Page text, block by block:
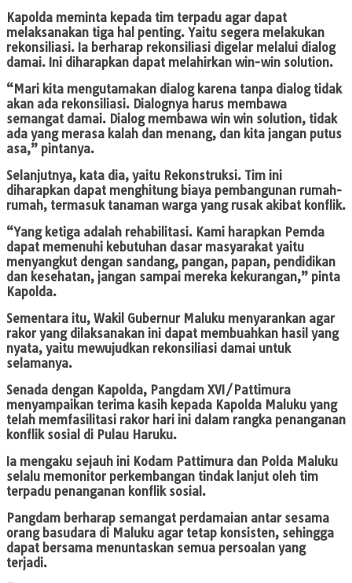
Kapolda meminta kepada tim terpadu agar dapat
melaksanakan tiga hal penting. Yaitu segera melakukan
rekonsiliasi. Ia berharap rekonsiliasi digelar melalui dialog
damai. Ini diharapkan dapat melahirkan win-win solution.
“Mari kita mengutamakan dialog karena tanpa dialog tidak
akan ada rekonsiliasi. Dialognya harus membawa
semangat damai. Dialog membawa win win solution, tidak
ada yang merasa kalah dan menang, dan kita jangan putus
asa,” pintanya.
Selanjutnya, kata dia, yaitu Rekonstruksi. Tim ini
diharapkan dapat menghitung biaya pembangunan rumah-
rumah, termasuk tanaman warga yang rusak akibat konflik.
“Yang ketiga adalah rehabilitasi. Kami harapkan Pemda
dapat memenuhi kebutuhan dasar masyarakat yaitu
menyangkut dengan sandang, pangan, papan, pendidikan
dan kesehatan, jangan sampai mereka kekurangan,” pinta
Kapolda.
Sementara itu, Wakil Gubernur Maluku menyarankan agar
rakor yang dilaksanakan ini dapat membuahkan hasil yang
nyata, yaitu mewujudkan rekonsiliasi damai untuk
selamanya.
Senada dengan Kapolda, Pangdam XVI/Pattimura
menyampaikan terima kasih kepada Kapolda Maluku yang
telah memfasilitasi rakor hari ini dalam rangka penanganan
konflik sosial di Pulau Haruku.
Ia mengaku sejauh ini Kodam Pattimura dan Polda Maluku
selalu memonitor perkembangan tindak lanjut oleh tim
terpadu penanganan konflik sosial.
Pangdam berharap semangat perdamaian antar sesama
orang basudara di Maluku agar tetap konsisten, sehingga
dapat bersama menuntaskan semua persoalan yang
terjadi.